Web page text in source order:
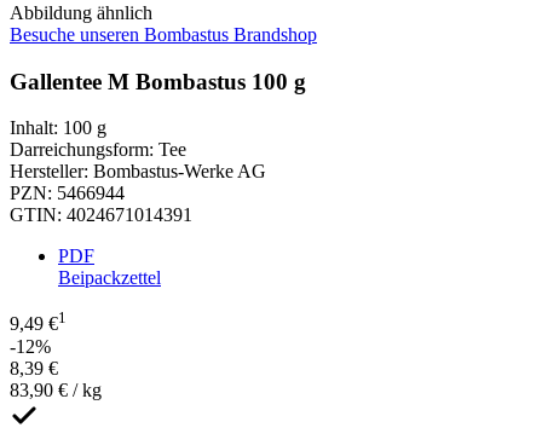
Abbildung ähnlich
Besuche unseren Bombastus Brandshop
Gallentee M Bombastus 100 g
Inhalt: 100 g
Darreichungsform: Tee
Hersteller: Bombastus-Werke AG
PZN: 5466944
GTIN: 4024671014391
PDF
Beipackzettel
9,49 €1
-12%
8,39 €
83,90 € / kg